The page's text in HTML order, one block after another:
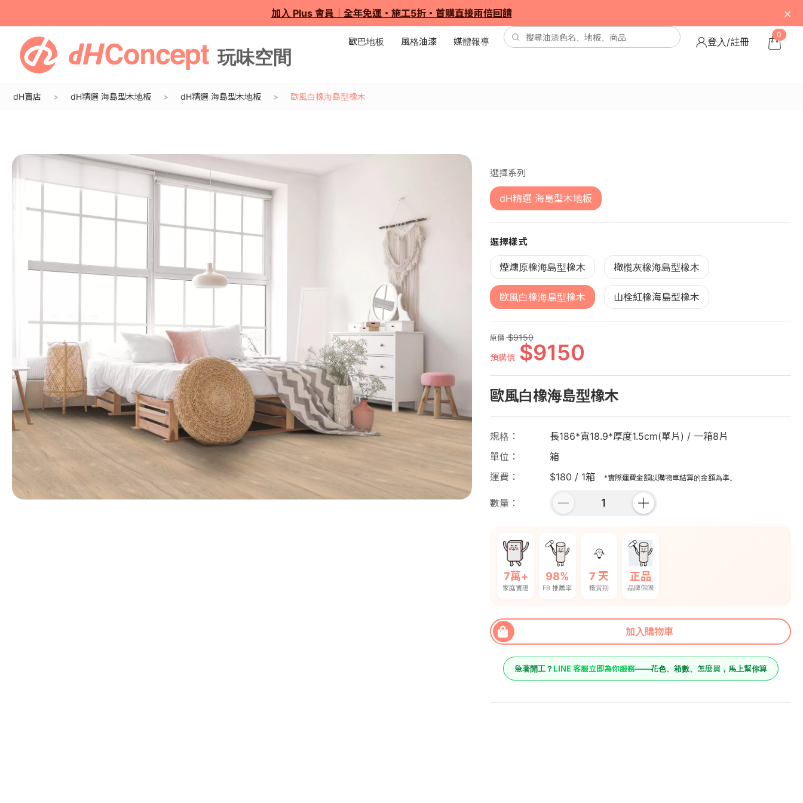
加入 Plus 會員｜全年免運・施工5折・首購直接兩倍回饋 ×
歐巴地板 風格油漆 媒體報導 登入/註冊
0
dH賣店 dH精選 海島型木地板 dH精選 海島型木地板 歐風白橡海島型橡木
選擇系列
dH精選 海島型木地板
選擇樣式
煙燻原橡海島型橡木 橄㰖灰橡海島型橡木
歐風白橡海島型橡木 山栓紅橡海島型橡木
原價
9150
預購價
9150
歐風白橡海島型橡木
規格
長186*寬18.9*厚度1.5cm(單片) / 一箱8片
單位
箱
運費
$180 / 1箱 *實際運費金額以購物車結算的金額為準。
數量
7萬+
家庭實證
98%
FB 推薦率
7 天
鑑賞期
正品
品牌保固
加入購物車
急著開工？ LINE 客服立即為你服務——花色、箱數、怎麼買，馬上幫你算
9150